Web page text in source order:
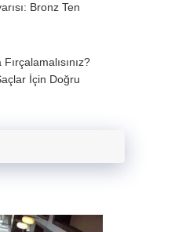
Bronz Ten
Fırçalamalısınız?
İçin Doğru